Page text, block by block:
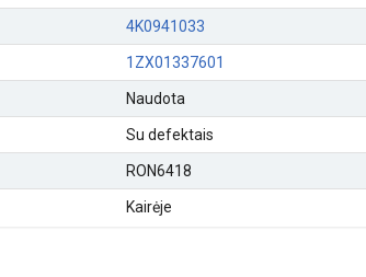
4K0941033
1ZX01337601
Naudota
Su defektais
RON6418
Kairėje